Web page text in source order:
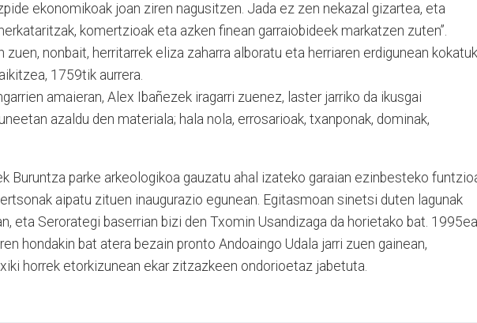
ekonomikoak joan ziren nagusitzen. Jada ez zen nekazal gizartea, eta
komertzioak eta azken finean garraiobideek markatzen zuten”.
zuen, nonbait, herritarrek eliza zaharra alboratu eta herriaren erdigunean
1759tik aurrera.
amaieran, Alex Ibañezek iragarri zuenez, laster jarriko da ikusgai
azaldu den materiala; hala nola, errosarioak, txanponak, dominak,
Buruntza parke arkeologikoa gauzatu ahal izateko garaian ezinbesteko
aipatu zituen inaugurazio egunean. Egitasmoan sinetsi duten lagunak
eta Serorategi baserrian bizi den Txomin Usandizaga da horietako bat.
hondakin bat atera bezain pronto Andoaingo Udala jarri zuen gainean,
horrek etorkizunean ekar zitzazkeen ondorioetaz jabetuta.